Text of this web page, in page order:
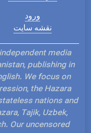
ورود
نقشه سایت
media
publishing in
We focus on
the Hazara
nations and
Tajik, Uzbek,
Our uncensored